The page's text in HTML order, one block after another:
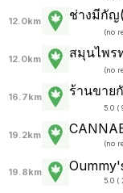
12.0km ช่างมีกัญ
(no
12.0km สมุนไพร
(no
16.7km ร้านขาย
5.0 (
19.2km
(no
19.8km
5.0 (